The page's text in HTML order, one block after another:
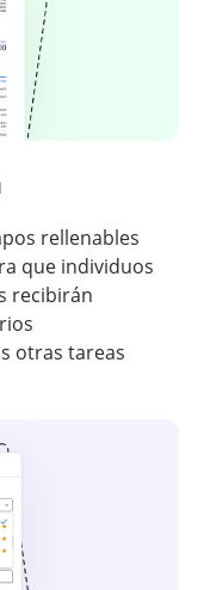
rellenables
que individuos
recibirán
otras tareas